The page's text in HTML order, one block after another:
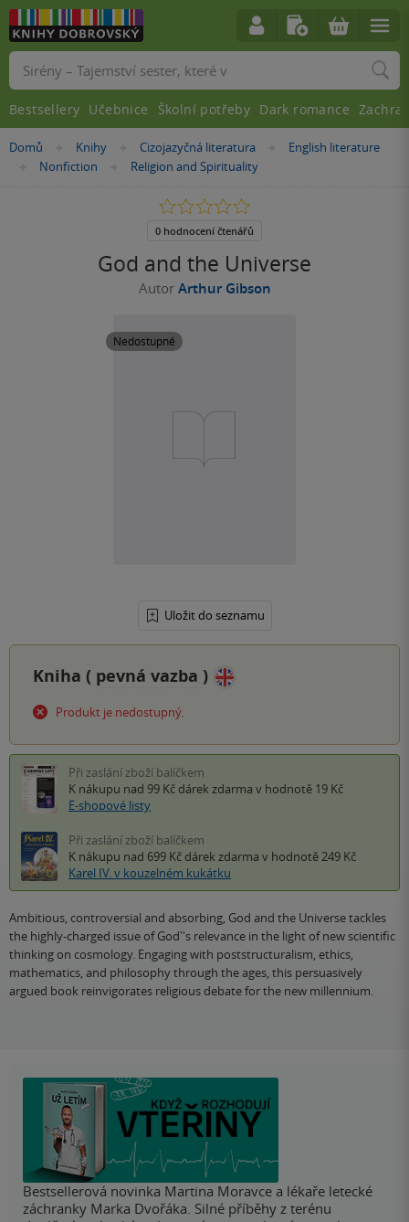
Nacházíte
Domů »Knihy »Cizojazyčná literatura »
English literature
»
Nonfiction »
Religion and Spirituality
God and the Universe
Autor Arthur Gibson
Nedostupné
Uložit do seznamu
0.0
5
0 hodnocení čtenářů
Kniha ( pevná vazba )
Produkt je nedostupný.
Při zaslání zboží balíčkem
K nákupu nad 99 Kč dárek zdarma v hodnotě 19 Kč
E-shopové listy
Při zaslání zboží balíčkem
K nákupu nad 699 Kč dárek zdarma v hodnotě 249 Kč
Karel IV. v kouzelném kukátku
Ambitious, controversial and absorbing, God and the Universe tackles
the highly-charged issue of God''s relevance in the light of new scientific
thinking on cosmology. Engaging with poststructuralism, ethics,
mathematics, and philosophy through the ages, this persuasively
argued book reinvigorates religious debate for the new millennium.
Bestsellerová novinka Martina Moravce a lékaře letecké
záchranky Marka Dvořáka. Silné příběhy z terénu
Vyhledávání
Bestsellery Učebnice Školní potřeby Dark romance